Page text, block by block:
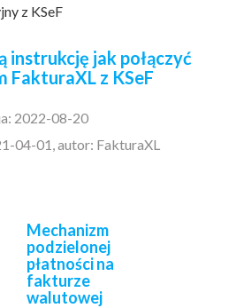
z KSeF
instrukcję jak połączyć
FakturaXL z KSeF
2022-08-20
04-01, autor: FakturaXL
Mechanizm
podzielonej
płatności na
fakturze
walutowej